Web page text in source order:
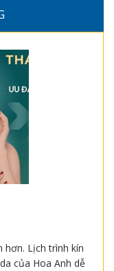
hơn. Lịch trình kín
của Hoa Anh dễ